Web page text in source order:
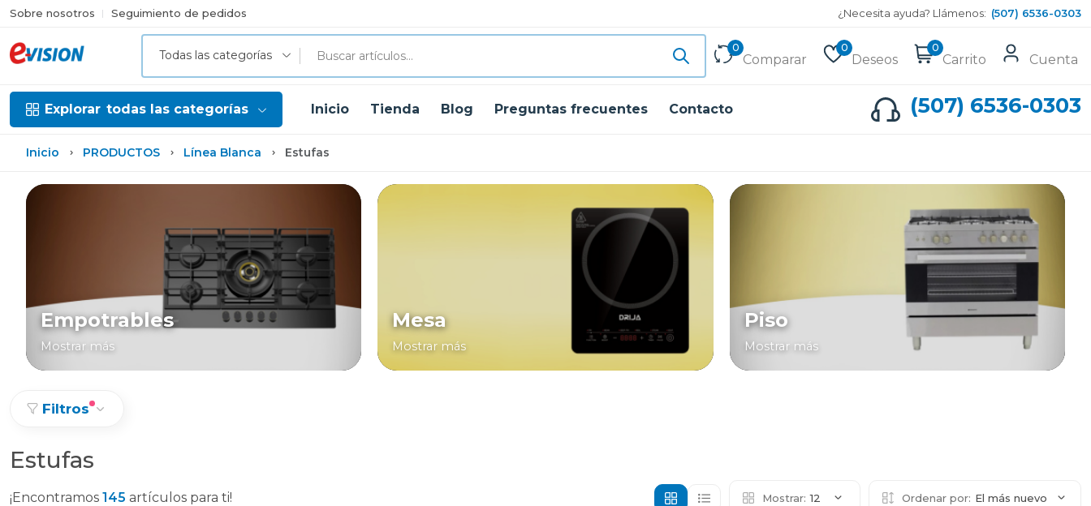
Sobre nosotros Seguimiento de pedidos ¿Necesita ayuda? Llámenos: (507) 6536-0303
Todas las categorías
0
Comparar
0
Deseos
0
Carrito Cuenta
Explorar todas las categorías Inicio Tienda Blog Preguntas frecuentes Contacto (507) 6536-0303
Inicio PRODUCTOS Línea Blanca Estufas
Empotrables
Mostrar más
Mesa
Mostrar más
Piso
Mostrar más
Filtros
Estufas
¡Encontramos 145 artículos para ti! Mostrar: 12 Ordenar por: El más nuevo